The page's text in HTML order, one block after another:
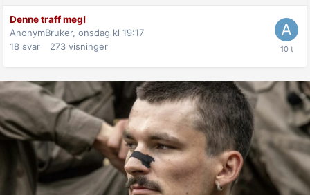
Denne traff meg!
AnonymBruker, onsdag kl 19:17
18 svar 273 visninger